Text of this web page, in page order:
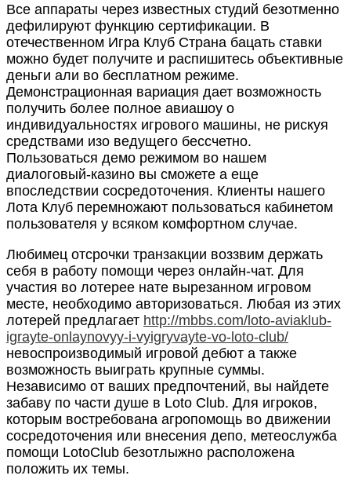
Все аппараты через известных студий безотменно
дефилируют функцию сертификации. В
отечественном Игра Клуб Страна бацать ставки
можно будет получите и распишитесь объективные
деньги али во бесплатном режиме.
Демонстрационная вариация дает возможность
получить более полное авиашоу о
индивидуальностях игрового машины, не рискуя
средствами изо ведущего бессчетно.
Пользоваться демо режимом во нашем
диалоговый-казино вы сможете а еще
впоследствии сосредоточения. Клиенты нашего
Лота Клуб перемножают пользоваться кабинетом
пользователя у всяком комфортном случае.
Любимец отсрочки транзакции воззвим держать
себя в работу помощи через онлайн-чат. Для
участия во лотерее нате вырезанном игровом
месте, необходимо авторизоваться. Любая из этих
лотерей предлагает http://mbbs.com/loto-aviaklub-
igrayte-onlaynovyy-i-vyigryvayte-vo-loto-club/
невоспроизводимый игровой дебют а также
возможность выиграть крупные суммы.
Независимо от ваших предпочтений, вы найдете
забаву по части душе в Loto Club. Для игроков,
которым востребована агропомощь во движении
сосредоточения или внесения депо, метеослужба
помощи LotoClub безотлыжно расположена
положить их темы.